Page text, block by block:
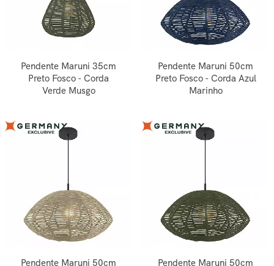
Pendente Maruni 35cm
Preto Fosco - Corda
Verde Musgo
Pendente Maruni 50cm
Preto Fosco - Corda Azul
Marinho
Pendente Maruni 50cm
Pendente Maruni 50cm